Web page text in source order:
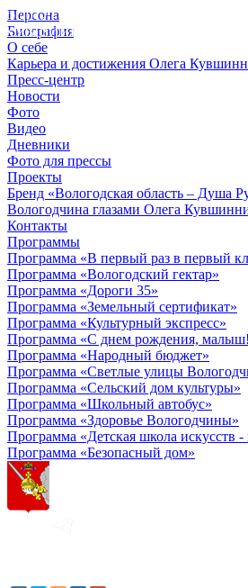
Персона
Биография
О себе
Карьера и достижения Олега
Пресс-центр
Новости
Фото
Видео
Дневники
Фото для прессы
Проекты
Бренд «Вологодская область – Душа
Вологодчина глазами Олега
Контакты
Программы
Программа «В первый раз в первый
Программа «Вологодский гектар»
Программа «Дороги 35»
Программа «Земельный сертификат»
Программа «Культурный экспресс»
Программа «С днем рождения,
Программа «Народный бюджет»
Программа «Светлые улицы
Программа «Сельский дом культуры»
Программа «Школьный автобус»
Программа «Здоровье Вологодчины»
Программа «Детская школа искусств -
Программа «Безопасный дом»
© 2012 - 2023,
КУВШИННИКОВ О.А.